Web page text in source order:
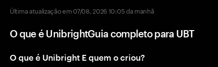
Última atualização em 07/08, 2026 10:05 da manhã
O que é UnibrightGuia completo para UBT
O que é Unibright E quem o criou?